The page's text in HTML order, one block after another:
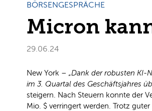
BÖRSENGESPRÄCHE
Micron
29.06.24
New York – „Dank der robusten KI-
im 3. Quartal des Geschäftsjahres
steigern. Nach Steuern konnte der
Mio. $ verringert werden. Trotz